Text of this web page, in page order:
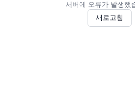
서버에 오류가 발생했
새로고침